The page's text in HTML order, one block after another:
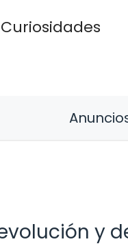
Curiosidades
y